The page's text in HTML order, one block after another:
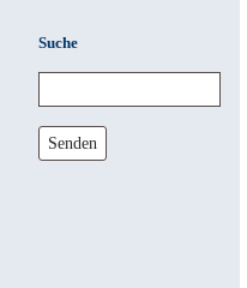
Suche
Senden